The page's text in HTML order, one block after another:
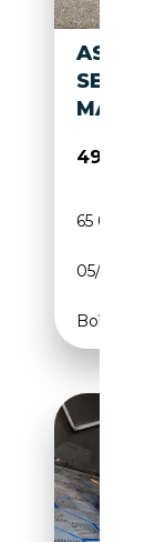
495
65 008 km
05/1963
Boîte